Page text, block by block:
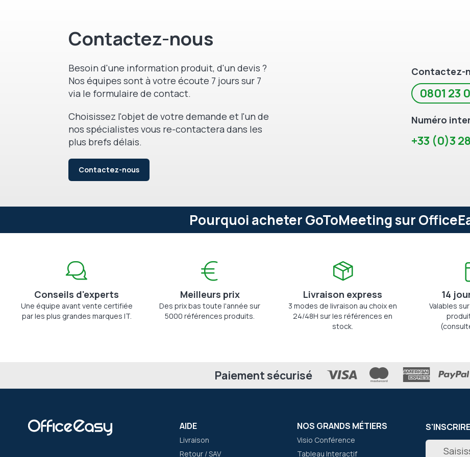
Contactez-nous
Besoin d'une information produit, d'un devis ?
Nos équipes sont à votre écoute 7 jours sur 7
via le formulaire de contact.
Choisissez l'objet de votre demande et l'un de
nos spécialistes vous re-contactera dans les
plus brefs délais.
Contactez-nous
Contactez-
0801 23
Numéro
+33 (0)3
Pourquoi acheter GoToMeeting sur
Conseils d'experts
Une équipe avant vente certifiée
par les plus grandes marques IT.
Meilleurs prix
Des prix bas toute l'année sur
5000 références produits.
Livraison express
3 modes de livraison au choix en
24/48H sur les références en
stock.
14
Valables
Paiement sécurisé
AIDE
Livraison
Retour / SAV
NOS GRANDS MÉTIERS
Visio Conférence
Tableau Interactif
Inscription